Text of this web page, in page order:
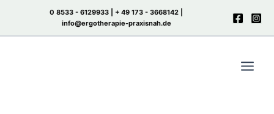
springen
0 8533 - 6129933 | + 49 173 - 3668142
info@ergotherapie-praxisnah.de